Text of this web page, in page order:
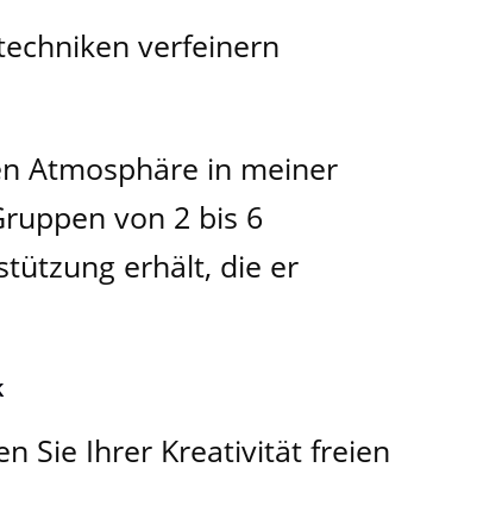
verfeinern
Atmosphäre in meiner
von 2 bis 6
erhält, die er
Sie Ihrer Kreativität freien